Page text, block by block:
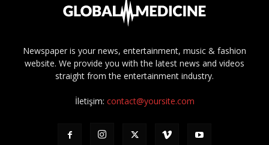
Newspaper is your news, entertainment, music & fashion
website. We provide you with the latest news and videos
straight from the entertainment industry.
İletişim: contact@yoursite.com